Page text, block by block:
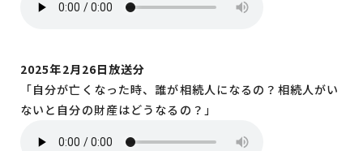
2025年2月26日放送分
「自分が亡くなった時、誰が相続人になるの？相続人がい
ないと自分の財産はどうなるの？」